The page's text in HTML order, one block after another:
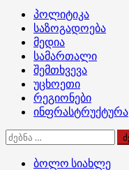
Primary
Menu
პოლიტიკა
საზოგადოება
მედია
სამართალი
შემთხვევა
უცხოეთი
რეგიონები
ინფრასტრუქტურა
ძებნა:
ბოლო სიახლე